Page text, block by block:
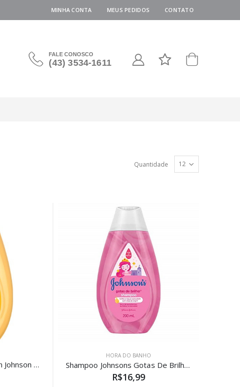
MINHA CONTA MEUS PEDIDOS CONTATO
FALE CONOSCO
(43) 3534-1611
Quantidade
Shampoo Infantil Johnson Johnson Baby 200ml
HORA DO BANHO
Shampoo Johnsons Gotas De Brilho 200ml
R$16,99